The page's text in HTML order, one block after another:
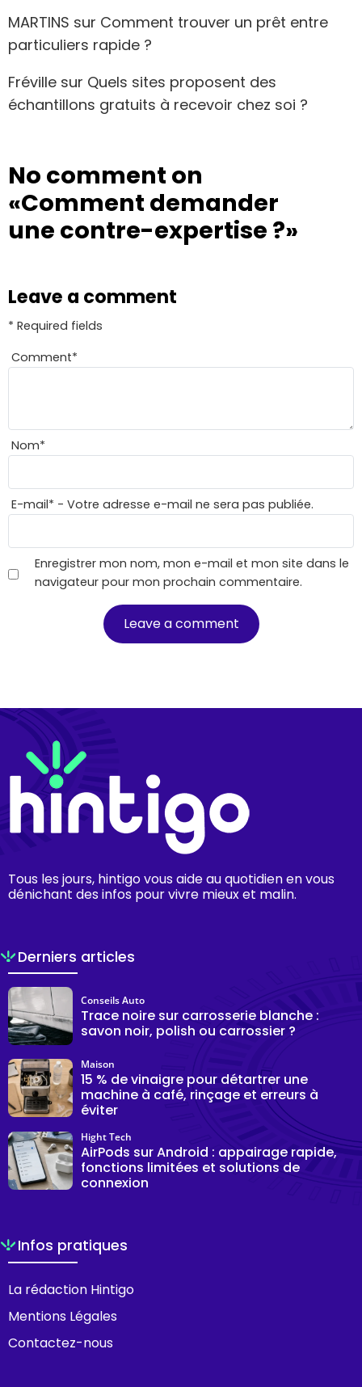
MARTINS sur Comment trouver un prêt entre
particuliers rapide ?
Fréville sur Quels sites proposent des
échantillons gratuits à recevoir chez soi ?
No comment on
«Comment demander
une contre-expertise ?»
Leave a comment
* Required fields
Comment*
Nom*
E-mail* - Votre adresse e-mail ne sera pas publiée.
Enregistrer mon nom, mon e-mail et mon site dans le
navigateur pour mon prochain commentaire.
Tous les jours, hintigo vous aide au quotidien en vous
dénichant des infos pour vivre mieux et malin.
Derniers articles
Trace noire sur carrosserie blanche :
savon noir, polish ou carrossier ?
Conseils Auto
15 % de vinaigre pour détartrer une
machine à café, rinçage et erreurs à
éviter
Maison
AirPods sur Android : appairage rapide,
fonctions limitées et solutions de
connexion
Hight Tech
Infos pratiques
La rédaction Hintigo
Mentions Légales
Contactez-nous